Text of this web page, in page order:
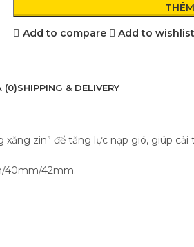
Add to compare Add to wishlist
(0)SHIPPING & DELIVERY
zin” để tăng lực nạp gió, giúp
40mm/42mm.